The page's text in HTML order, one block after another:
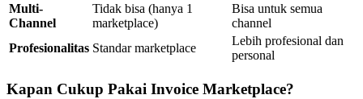
Multi-
Channel
Tidak bisa (hanya 1
marketplace)
Bisa untuk semua
channel
Profesionalitas Standar marketplace
Lebih profesional dan
personal
Kapan Cukup Pakai Invoice Marketplace?